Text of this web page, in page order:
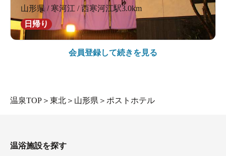
山形県 / 寒河江 / 西寒河江駅3.0km
日帰り
会員登録して続きを見る
温泉TOP ＞ 東北 ＞ 山形県 ＞ ポストホテル
温浴施設を探す